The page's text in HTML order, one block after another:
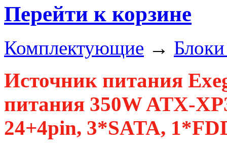
Перейти к корзине
Комплектующие →
Источник питания
питания 350W ATX-
24+4pin, 3*SATA,